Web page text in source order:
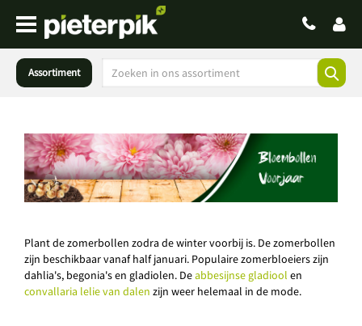
Assortiment
Plant de zomerbollen zodra de winter voorbij is. De zomerbollen
zijn beschikbaar vanaf half januari. Populaire zomerbloeiers zijn
dahlia's, begonia's en gladiolen. Deabbesijnse gladiool en
convallaria lelie van dalen zijn weer helemaal in de mode.